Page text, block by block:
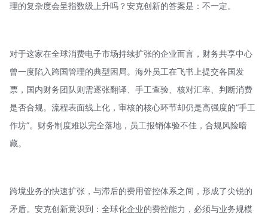
理的复杂度会呈指数级上升吗？安克创新的答案是：不一定。
对于这家在全球消费电子市场持续扩张的企业而言，财务共享中心
曾一度陷入跨国管理的典型困局。海外员工在飞书上提交各国发
票，国内财务团队则需逐张翻译、手工查验、核对汇率、判断消费
是否合规。流程表面线上化，审核的核心环节却仍是高强度的“手工
作坊”。财务制度难以完全落地，员工报销体验不佳，合规风险暗
藏。
跨境业务的快速扩张，与滞后的费用管控体系之间，形成了尖锐的
矛盾。安克创新意识到：全球化企业的费控能力，必须与业务规模